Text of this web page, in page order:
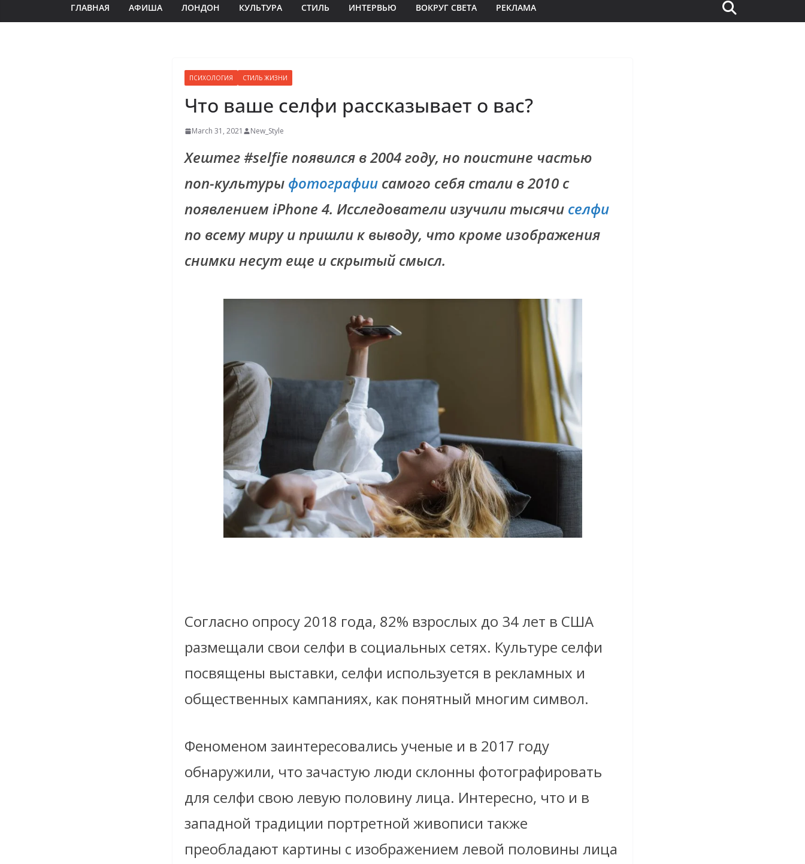
ГЛАВНАЯ АФИША ЛОНДОН КУЛЬТУРА СТИЛЬ ИНТЕРВЬЮ ВОКРУГ СВЕТА РЕКЛАМА
ПСИХОЛОГИЯ СТИЛЬ ЖИЗНИ
Что ваше селфи рассказывает о вас?
March 31, 2021 New_Style
Хештег #selfie появился в 2004 году, но поистине частью
поп-культуры фотографии самого себя стали в 2010 с
появлением iPhone 4. Исследователи изучили тысячи селфи
по всему миру и пришли к выводу, что кроме изображения
снимки несут еще и скрытый смысл.
Согласно опросу 2018 года, 82% взрослых до 34 лет в США
размещали свои селфи в социальных сетях. Культуре селфи
посвящены выставки, селфи используется в рекламных и
общественных кампаниях, как понятный многим символ.
Феноменом заинтересовались ученые и в 2017 году
обнаружили, что зачастую люди склонны фотографировать
для селфи свою левую половину лица. Интересно, что и в
западной традиции портретной живописи также
преобладают картины с изображением левой половины лица